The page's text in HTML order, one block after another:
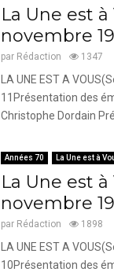
La Une est
novembre
par Rédaction 1347
LA UNE EST A
11Présentation des
Christophe Dordain
Années 70 La Une est à
La Une est
novembre
par Rédaction 1898
LA UNE EST A
10Présentation des